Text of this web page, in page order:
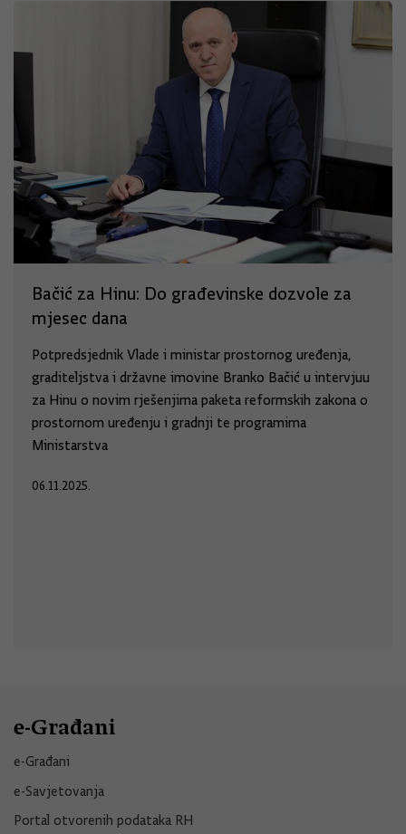
Bačić za Hinu: Do građevinske dozvole za
mjesec dana
Potpredsjednik Vlade i ministar prostornog uređenja,
graditeljstva i državne imovine Branko Bačić u intervjuu
za Hinu o novim rješenjima paketa reformskih zakona o
prostornom uređenju i gradnji te programima
Ministarstva
06.11.2025.
e-Građani
e-Građani
e-Savjetovanja
Portal otvorenih podataka RH